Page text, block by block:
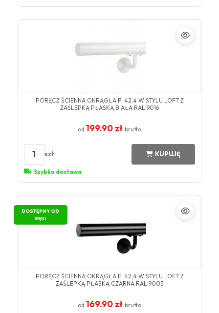
​PORĘCZ ŚCIENNA OKRĄGŁA FI 42,4 W STYLU LOFT Z
ZAŚLEPKĄ PŁASKĄ BIAŁA ​RAL 9016​
od 199.90 zł brutto
1 szt KUPUJĘ
Szybka dostawa
DOSTĘPNY OD
RĘKI
PORĘCZ ŚCIENNA OKRĄGŁA FI 42,4 W STYLU LOFT Z
ZAŚLEPKĄ PŁASKĄ CZARNA RAL 9005
od 169.90 zł brutto